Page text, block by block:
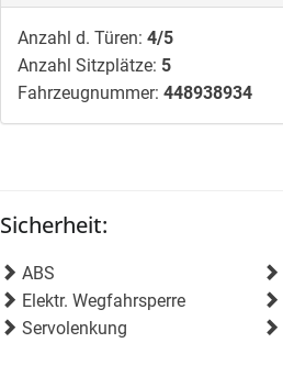
Anzahl d. Türen: 4/5
Anzahl Sitzplätze: 5
Fahrzeugnummer: 448938934
Sicherheit:
ABS
Elektr. Wegfahrsperre
Servolenkung